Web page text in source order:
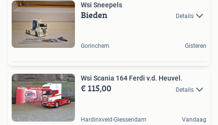
Wsi Sneepels
Bieden Details
Gorinchem Gisteren
Wsi Scania 164 Ferdi v.d. Heuvel.
€ 115,00 Details
Hardinxveld-Giessendam Vandaag